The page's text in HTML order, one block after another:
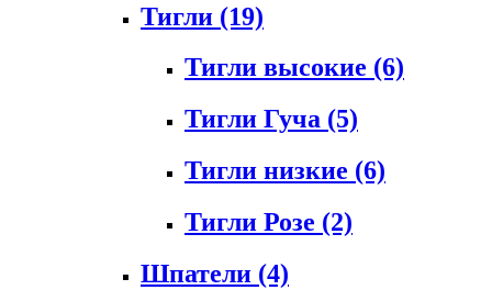
Тигли (19)
Тигли высокие (6)
Тигли Гуча (5)
Тигли низкие (6)
Тигли Розе (2)
Шпатели (4)